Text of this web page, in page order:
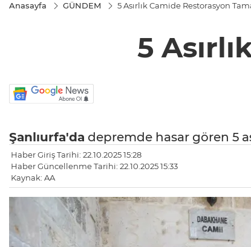
Anasayfa GÜNDEM 5 Asırlık Camide Restorasyon
5
Şanlıurfa'da depremde hasar gören 5
Haber Giriş Tarihi: 22.10.2025 15:28
Haber Güncellenme Tarihi: 22.10.2025 15:33
Kaynak: AA